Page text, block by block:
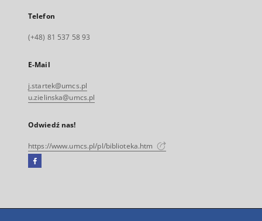
Telefon
(+48) 81 537 58 93
E-Mail
j.startek@umcs.pl
u.zielinska@umcs.pl
Odwiedź nas!
https://www.umcs.pl/pl/biblioteka.htm
Facebook
się